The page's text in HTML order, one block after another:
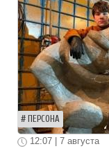
ПЕРСОНА
12:07 | 7 августа